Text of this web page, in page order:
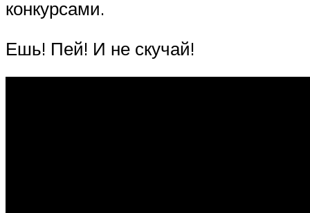
конкурсами.
Ешь! Пей! И не скучай!